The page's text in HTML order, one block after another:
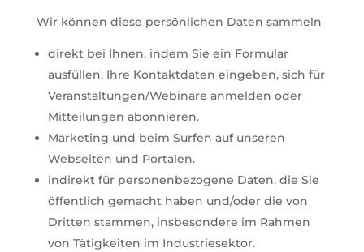
Wir können diese persönlichen Daten sammeln
direkt bei Ihnen, indem Sie ein Formular
ausfüllen, Ihre Kontaktdaten eingeben, sich für
Veranstaltungen/Webinare anmelden oder
Mitteilungen abonnieren.
Marketing und beim Surfen auf unseren
Webseiten und Portalen.
indirekt für personenbezogene Daten, die Sie
öffentlich gemacht haben und/oder die von
Dritten stammen, insbesondere im Rahmen
von Tätigkeiten im Industriesektor.